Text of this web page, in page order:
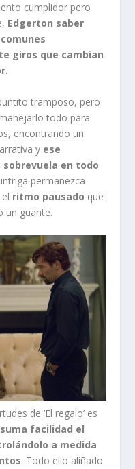
cumplidor pero
Edgerton saber
giros que cambian
tramposo, pero
todo para
encontrando un
y ese
en todo
permanezca
ritmo pausado que
un guante.
de ‘El regalo’ es
facilidad el
a medida
. Todo ello aliñado